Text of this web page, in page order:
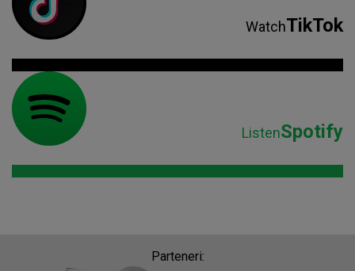
WatchTikTok
ListenSpotify
Parteneri: